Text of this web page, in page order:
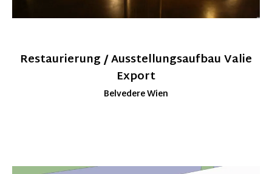
Restaurierung / Ausstellungsaufbau Valie
Export
Belvedere Wien